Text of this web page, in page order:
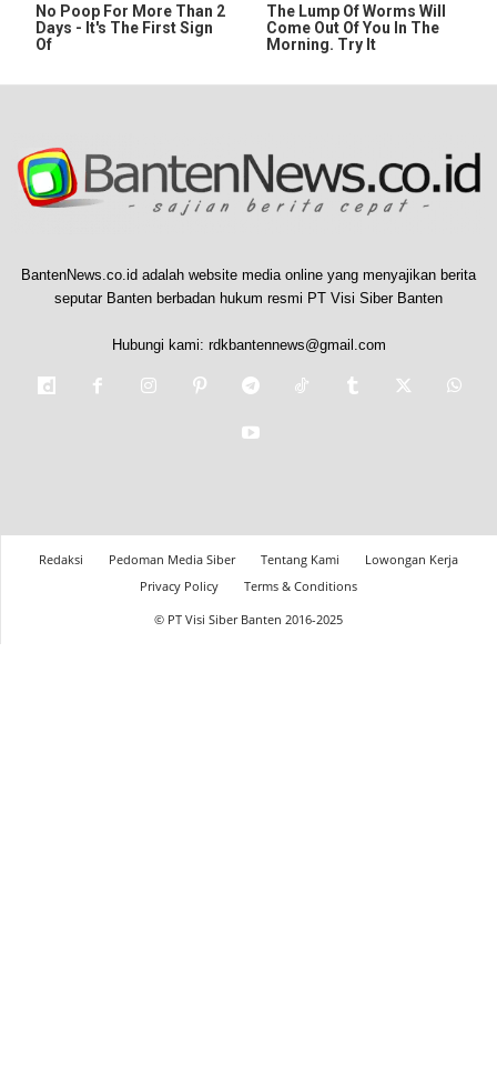
No Poop For More Than 2
Days - It's The First Sign
Of
The Lump Of Worms Will
Come Out Of You In The
Morning. Try It
BantenNews.co.id adalah website media online yang menyajikan berita
seputar Banten berbadan hukum resmi PT Visi Siber Banten
Hubungi kami: rdkbantennews@gmail.com
Redaksi Pedoman Media Siber Tentang Kami
Lowongan Kerja
Privacy Policy
Terms & Conditions
© PT Visi Siber Banten 2016-2025